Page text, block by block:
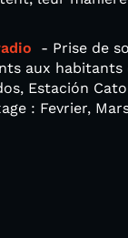
- Prise de
aux
Estación
: Fevrier,